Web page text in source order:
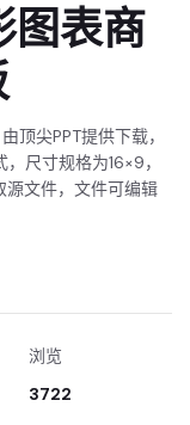
图表商
顶尖PPT提供下载，
尺寸规格为16×9，
源文件，文件可编辑
浏览
3722